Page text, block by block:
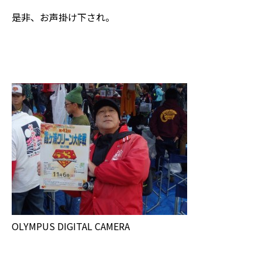
是非、お声掛け下され。
OLYMPUS DIGITAL CAMERA